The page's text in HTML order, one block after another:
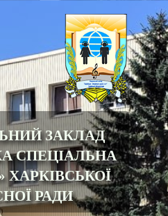
ЗАКЛАД
СПЕЦІАЛЬНА
РАДИ